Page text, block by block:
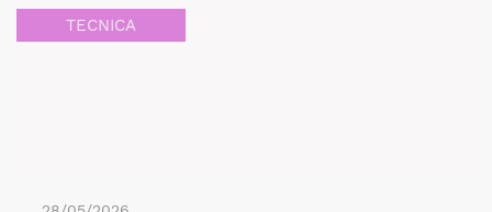
TECNICA